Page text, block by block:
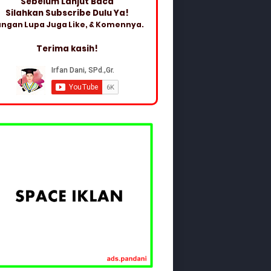
Silahkan Subscribe Dulu Ya!
Lupa Juga Like, & Komennya.
Terima kasih!